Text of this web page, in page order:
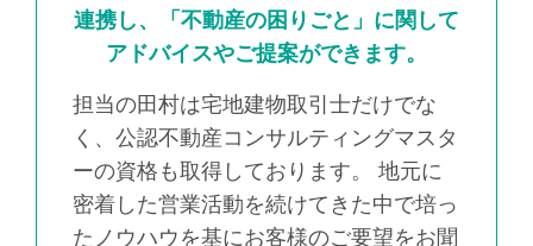
連携し、「不動産の困りごと」に関して
アドバイスやご提案ができます。
担当の田村は宅地建物取引士だけでな
く、公認不動産コンサルティングマスタ
ーの資格も取得しております。 地元に
密着した営業活動を続けてきた中で培っ
たノウハウを基にお客様のご要望をお聞